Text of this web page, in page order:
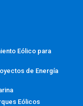
Eólico para
de Energía
Eólicos